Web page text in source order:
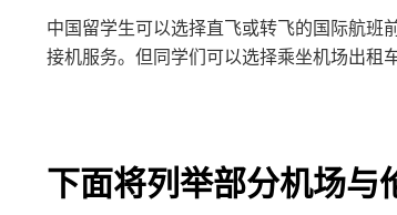
中国留学生可以选择直飞或转飞的国际航班
接机服务。但同学们可以选择乘坐机场出租
下面将列举部分机场与